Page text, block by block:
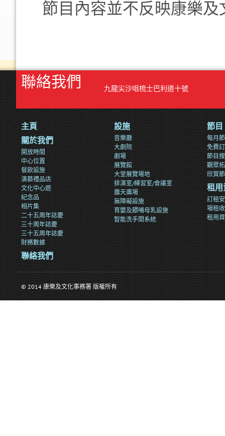
節目內容並不反映康樂
聯絡我們 九龍尖沙咀梳士巴利道十號
主頁
關於我們
開放時間
中心位置
餐飲設施
演藝禮品店
文化中心遊
紀念品
相片集
二十五周年誌慶
三十周年誌慶
三十五周年誌慶
財務數據
聯絡我們
設施
音樂廳
大劇院
劇場
展覽館
大堂展覽場地
排演室/練習室/會議室
露天廣場
無障礙設施
育嬰及餵哺母乳設施
智能洗手間系統
節目
每月
免費
節目
觀眾
欣賞
租用
訂租
場租
租用
© 2014 康樂及文化事務署 版權所有